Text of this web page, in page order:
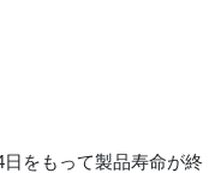
をもって製品寿命が終